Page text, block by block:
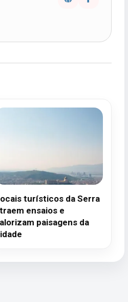
turísticos da Serra
ensaios e
paisagens da